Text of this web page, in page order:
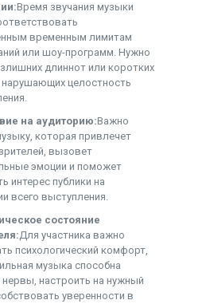
Время звучания музыки
временным лимитам
или шоу-программ. Нужно
длиннот или коротких
нарушающих целостность
на аудиторию:Важно
которая привлечет
вызовет
эмоции и поможет
интерес публики на
всего выступления.
состояние
Для участника важно
психологический комфорт,
музыка способна
нервы, настроить на нужный
уверенности в